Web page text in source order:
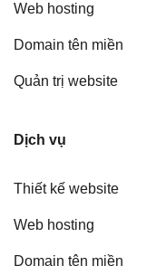
Web hosting
Domain tên miền
Quản trị website
Dịch vụ
Thiết kế website
Web hosting
Domain tên miền